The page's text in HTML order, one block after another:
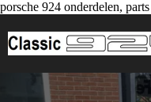
porsche 924 onderdelen, parts